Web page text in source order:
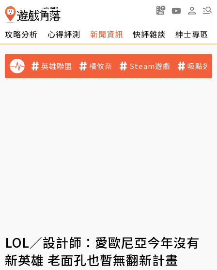
攻略分析 心得評測 新聞資訊 快評雜談 紳士專區
英雄聯盟 橘攸奈 Steam遊戲 吸點迷
LOL／設計師：愛歐尼亞今年沒有
新英雄 老面孔也暫無翻新計畫